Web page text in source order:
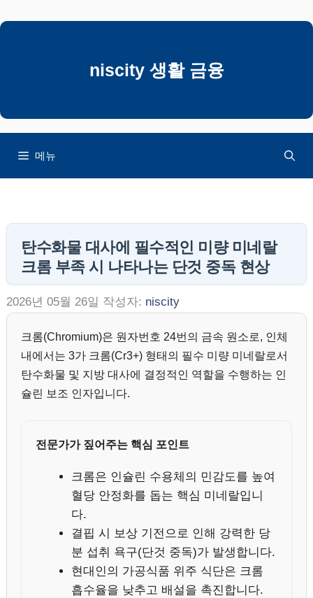
텐
뛰
niscity 생활 금융
메뉴
탄수화물 대사에 필수적인 미량 미네랄
크롬 부족 시 나타나는 단것 중독 현상
2026년 05월 26일 작성자: niscity
크롬(Chromium)은 원자번호 24번의 금속 원소로, 인체
내에서는 3가 크롬(Cr3+) 형태의 필수 미량 미네랄로서
탄수화물 및 지방 대사에 결정적인 역할을 수행하는 인
슐린 보조 인자입니다.
전문가가 짚어주는 핵심 포인트
크롬은 인슐린 수용체의 민감도를 높여
혈당 안정화를 돕는 핵심 미네랄입니
다.
결핍 시 보상 기전으로 인해 강력한 당
분 섭취 욕구(단것 중독)가 발생합니다.
현대인의 가공식품 위주 식단은 크롬
흡수율을 낮추고 배설을 촉진합니다.